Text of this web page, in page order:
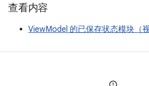
查看内容
ViewModel 的已保存状态模块（视